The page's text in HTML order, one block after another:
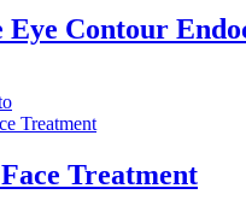
Eye Contour
Treatment